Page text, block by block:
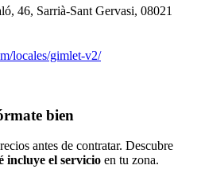
46, Sarrià-Sant Gervasi, 08021
locales/gimlet-v2/
bien
antes de contratar. Descubre
incluye el servicio en tu zona.